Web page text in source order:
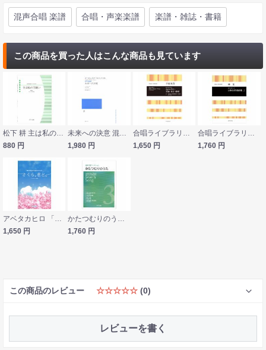
混声合唱 楽譜 合唱・声楽楽譜 楽譜・雑誌・書籍
この商品を買った人はこんな商品も見ています
松下 耕 主は私の羊飼い 混声合唱とピアノのための カワイ出版
880 円
未来への決意 混声合唱組曲 音楽之友社
1,980 円
合唱ライブラリー 千原英喜 Agnus Dei ＝ 空海・真言・絶唱 全音楽譜出版社
1,650 円
合唱ライブラリー 林光 混声合唱による 日本抒情歌曲集 2 全音楽譜出版社
1,760 円
アベタカヒロ 「さくら、君と。」無伴奏混声合唱のための カワイ出版
1,650 円
かたつむりのうた 混声三部コレクション カワイ出版
1,760 円
この商品のレビュー ☆☆☆☆☆ (0)
レビューを書く